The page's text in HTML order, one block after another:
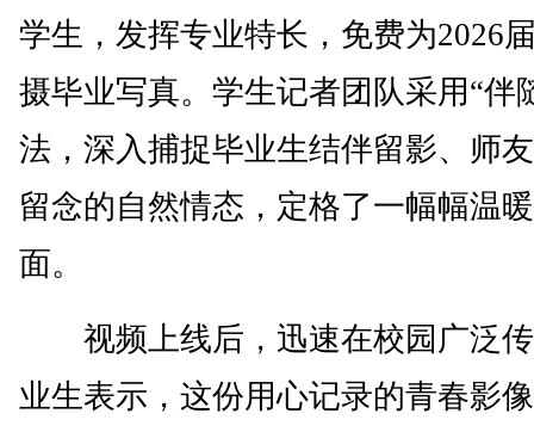
学生，发挥专业特长，免费为2026
摄毕业写真。学生记者团队采用“伴
法，深入捕捉毕业生结伴留影、师
留念的自然情态，定格了一幅幅温
面。
视频上线后，迅速在校园广泛传
业生表示，这份用心记录的青春影